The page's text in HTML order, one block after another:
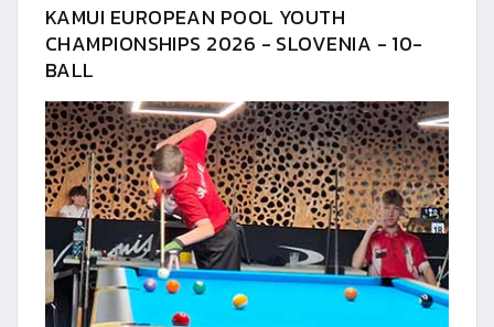
KAMUI EUROPEAN POOL YOUTH
CHAMPIONSHIPS 2026 - SLOVENIA - 10-
BALL